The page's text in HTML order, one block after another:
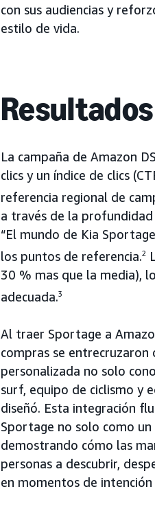
con sus audiencias y
estilo de vida.
Resultados
La campaña de Amazon
clics y un índice de clics
referencia regional de
a través de la
“El mundo de Kia
los puntos de referencia.2
30 % mas que la media),
adecuada.3
Al traer Sportage a
compras se
personalizada no solo
surf, equipo de ciclismo y
diseñó. Esta integración
Sportage no solo como
demostrando cómo las
personas a descubrir,
en momentos de